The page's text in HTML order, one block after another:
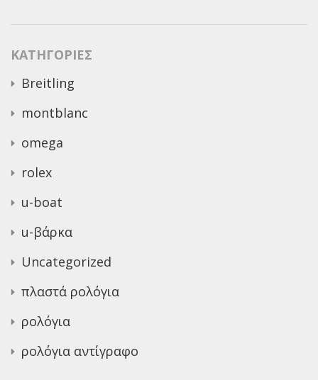
KΑΤΗΓΟΡΊΕΣ
Breitling
montblanc
omega
rolex
u-boat
u-βάρκα
Uncategorized
πλαστά ρολόγια
ρολόγια
ρολόγια αντίγραφο